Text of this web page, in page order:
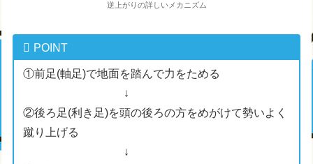
逆上がりの詳しいメカニズム
POINT
①前足(軸足)で地面を踏んで力をためる
↓
②後ろ足(利き足)を頭の後ろの方をめがけて勢いよく
蹴り上げる
↓